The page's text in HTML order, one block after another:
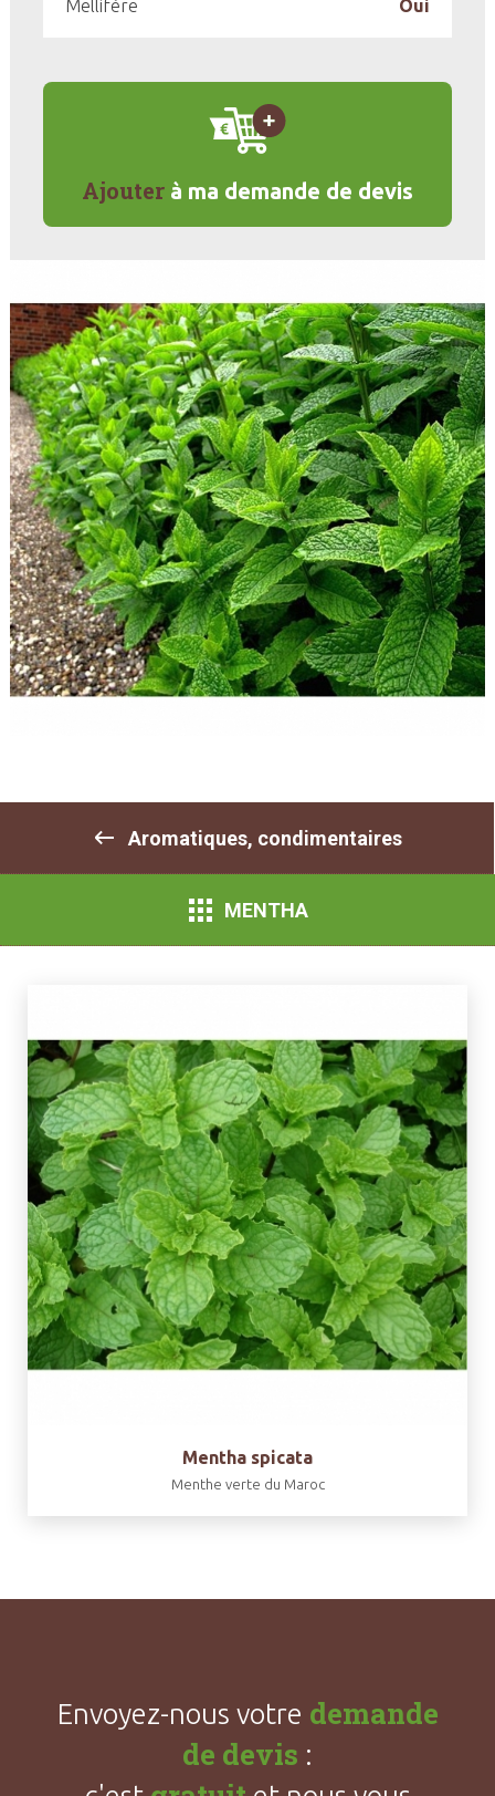
Mellifère Oui
Ajouter à ma demande de devis
Aromatiques, condimentaires
MENTHA
Mentha spicata
Menthe verte du Maroc
Envoyez-nous votre demande
de devis :